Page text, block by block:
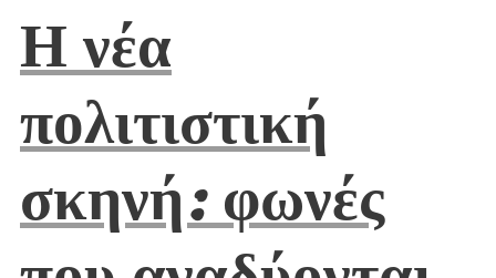
Η νέα
πολιτιστική
σκηνή: φωνές